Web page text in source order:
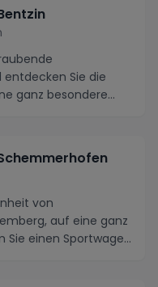
Sie die
ganz besondere
von
auf eine ganz
Sie einen Sportwagen